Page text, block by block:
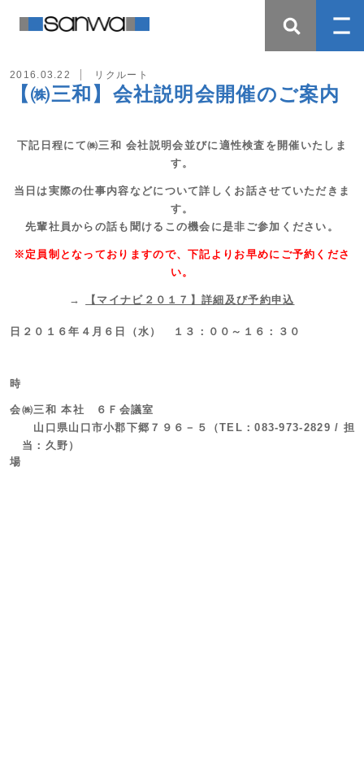
2016.03.22 リクルート
【㈱三和】会社説明会開催のご案内
下記日程にて㈱三和 会社説明会並びに適性検査を開催いたしま
す。
当日は実際の仕事内容などについて詳しくお話させていただきま
す。
先輩社員からの話も聞けるこの機会に是非ご参加ください。
※定員制となっておりますので、下記よりお早めにご予約くださ
い。
→ 【マイナビ２０１７】詳細及び予約申込
日
時
２０１６年４月６日（水） １３：００～１６：３０
会
場
㈱三和 本社 ６Ｆ会議室
山口県山口市小郡下郷７９６－５（TEL：083-973-2829 / 担
当：久野）